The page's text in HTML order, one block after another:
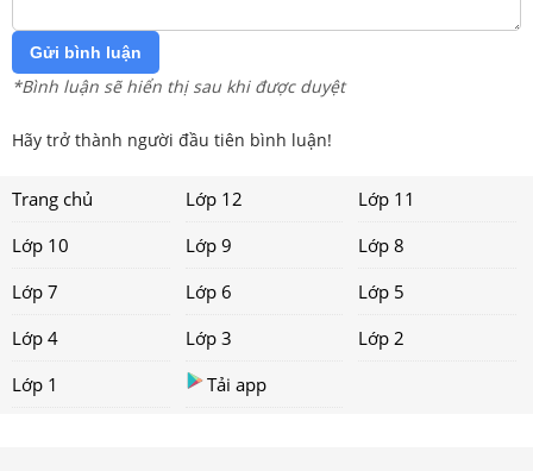
Gửi bình luận
*Bình luận sẽ hiển thị sau khi được duyệt
Hãy trở thành người đầu tiên bình luận!
Trang chủ Lớp 12
Lớp 11
Lớp 10
Lớp 9
Lớp 8
Lớp 7
Lớp 6
Lớp 5
Lớp 4
Lớp 3
Lớp 2
Lớp 1
Tải app